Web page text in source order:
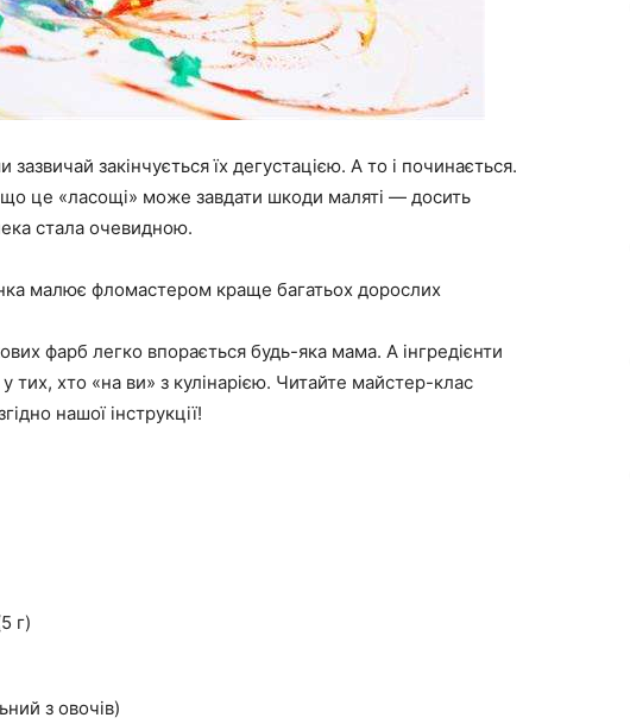
закінчується їх дегустацією. А то і починається.
це «ласощі» може завдати шкоди маляті — досить
стала очевидною.
малює фломастером краще багатьох дорослих
фарб легко впорається будь-яка мама. А інгредієнти
у тих, хто «на ви» з кулінарією. Читайте майстер-клас
нашої інструкції!
г)
з овочів)